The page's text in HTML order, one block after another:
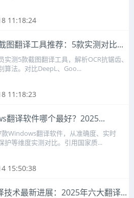
11:18:24
图翻译工具推荐：5款实测对比...
实测5款截图翻译工具，解析OCR抗锯齿、
算法。对比DeepL、Goo...
11:18:23
翻译软件哪个最好？2025...
款Windows翻译软件，从准确度、实时
护等维度实测对比。引用国家质...
15:50:38
技术最新进展：2025年六大翻译...